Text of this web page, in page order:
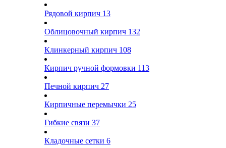
Рядовой кирпич 13
Облицовочный кирпич 132
Клинкерный кирпич 108
Кирпич ручной формовки 113
Печной кирпич 27
Кирпичные перемычки 25
Гибкие связи 37
Кладочные сетки 6